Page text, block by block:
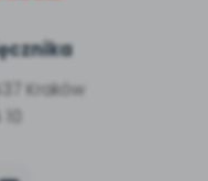
Kraków